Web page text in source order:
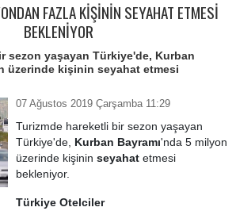
FAZLA KİŞİNİN SEYAHAT ETMESİ
BEKLENİYOR
sezon yaşayan Türkiye'de, Kurban
üzerinde kişinin seyahat etmesi
07 Ağustos 2019 Çarşamba 11:29
Turizmde hareketli bir sezon yaşayan
Türkiye'de, Kurban Bayramı'nda 5 milyon
üzerinde kişinin seyahat etmesi
bekleniyor.
Türkiye Otelciler